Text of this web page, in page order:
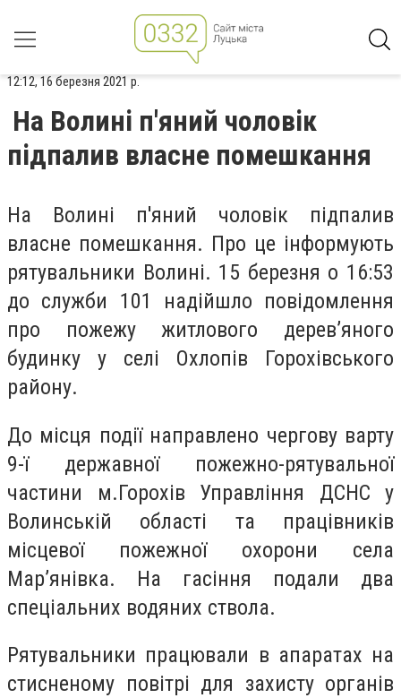
12:12, 16 березня 2021 р.
На Волині п'яний чоловік
підпалив власне помешкання
На Волині п'яний чоловік підпалив
власне помешкання. Про це інформують
рятувальники Волині. 15 березня о 16:53
до служби 101 надійшло повідомлення
про пожежу житлового дерев’яного
будинку у селі Охлопів Горохівського
району.
До місця події направлено чергову варту
9-ї державної пожежно-рятувальної
частини м.Горохів Управління ДСНС у
Волинській області та працівників
місцевої пожежної охорони села
Мар’янівка. На гасіння подали два
спеціальних водяних ствола.
Рятувальники працювали в апаратах на
стисненому повітрі для захисту органів